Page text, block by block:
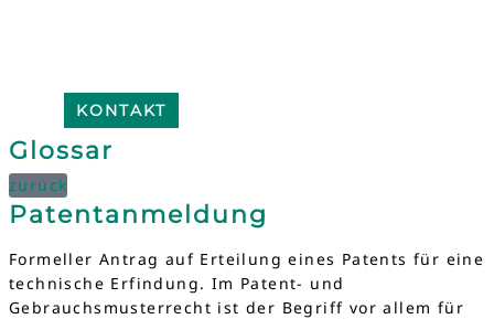
KONTAKT
Glossar
zurück
Patentanmeldung
Formeller Antrag auf Erteilung eines Patents für eine
technische Erfindung. Im Patent- und
Gebrauchsmusterrecht ist der Begriff vor allem für